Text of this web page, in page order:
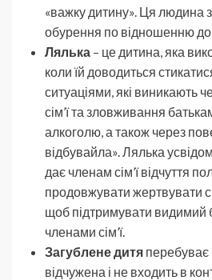
«важку дитину». Ця людина
обурення по відношенню до
Лялька – це дитина, яка
коли їй доводиться
ситуаціями, які виникають
сім’ї та зловживання
алкоголю, а також через
відбувайла». Лялька
дає членам сім’ї відчуття
продовжувати жертвувати
щоб підтримувати видимий
членами сім’ї.
Загублене дитя перебуває
відчужена і не входить в